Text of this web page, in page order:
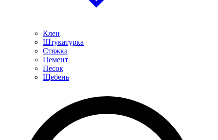
Клеи
Штукатурка
Стяжка
Цемент
Песок
Щебень